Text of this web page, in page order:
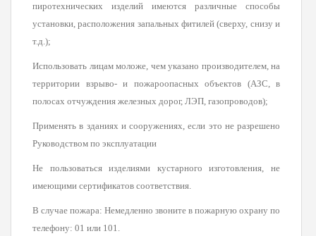
пиротехнических изделий имеются различные способы
установки, расположения запальных фитилей (сверху, снизу и
т.д.);
Использовать лицам моложе, чем указано производителем, на
территории взрыво- и пожароопасных объектов (АЗС, в
полосах отчуждения железных дорог, ЛЭП, газопроводов);
Применять в зданиях и сооружениях, если это не разрешено
Руководством по эксплуатации
Не пользоваться изделиями кустарного изготовления, не
имеющими сертификатов соответствия.
В случае пожара: Немедленно звоните в пожарную охрану по
телефону: 01 или 101.